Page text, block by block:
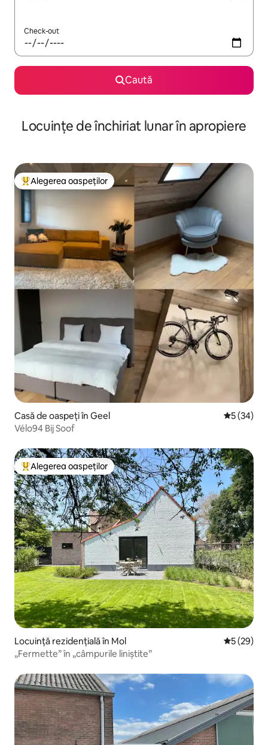
Check-out
Caută
Locuințe de închiriat lunar în apropiere
Locuință din topul categoriei Alegerea oaspeților
Alegerea oaspeților
Casă de oaspeți în Geel Scor
5 (34)
Vélo94 Bij Soof
Locuință din topul categoriei Alegerea oaspeților
Alegerea oaspeților
Locuință rezidențială în Mol Scor
5 (29)
„Fermette” în „câmpurile liniștite”